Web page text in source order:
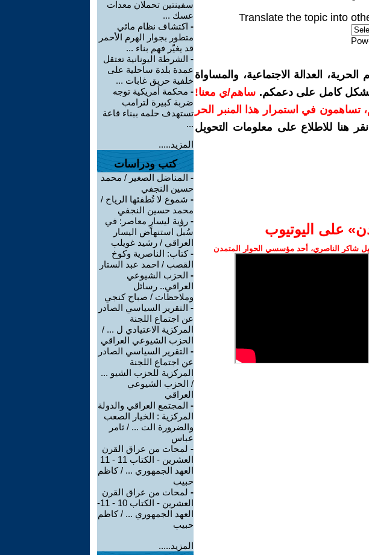
Translate the topic into
العدالة الاجتماعية، والمساواة
بشكل كامل على دعمكم. ساهم/ي معنا!
تساهمون في استمرار هذا المنبر الحر
انقر هنا للاطلاع على معلومات التحويل
على اليوتيوب
شاكر الناصري، أحد مؤسسي الحوار المتمدن
سفينتين تحملان معدات
عسك ...
- اكتشاف نظام مائي
متطور بجوار الهرم الأحمر
قد يغيّر فهم بناء ...
- الشرطة اليونانية تعتقل
عمدة بلدة ساحلية على
خلفية حريق غابات ...
- محكمة أمريكية توجه
ضربة كبيرة لترامب
تستهدف حلمه ببناء قاعة
...
المزيد.....
كتب ودراسات
- المناضل الصغير / محمد
حسين النجفي
- شموع لا تُطفئها الرياح /
محمد حسين النجفي
- رؤية ليسارٍ معاصر: في
سُبل استنهاض اليسار
العراقي / رشيد غويلب
-كتاب: الناصرية وكوخ
القصب / احمد عبد الستار
- الحزب الشيوعي
العراقي.. رسائل
وملاحظات / صباح كنجي
- التقرير السياسي الصادر
عن اجتماع اللجنة
المركزية الاعتيادي ل ... /
الحزب الشيوعي العراقي
- التقرير السياسي الصادر
عن اجتماع اللجنة
المركزية للحزب الشيو ...
/ الحزب الشيوعي
العراقي
- المجتمع العراقي والدولة
المركزية : الخيار الصعب
والضرورة الت ... / ثامر
عباس
- لمحات من عراق القرن
العشرين - الكتاب 11 - 11
العهد الجمهوري ... / كاظم
حبيب
- لمحات من عراق القرن
العشرين - الكتاب 10 - 11-
العهد الجمهوري ... / كاظم
حبيب
المزيد.....